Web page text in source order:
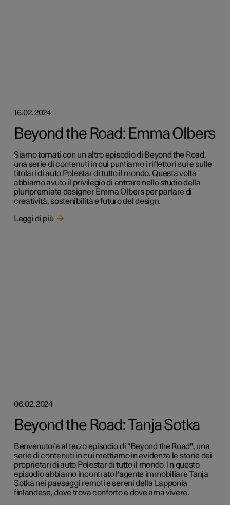
16.02.2024
Beyond the Road: Emma Olbers
Siamo tornati con un altro episodio di Beyond the Road,
una serie di contenuti in cui puntiamo i riflettori sui e sulle
titolari di auto Polestar di tutto il mondo. Questa volta
abbiamo avuto il privilegio di entrare nello studio della
pluripremiata designer Emma Olbers per parlare di
creatività, sostenibilità e futuro del design.
Leggi di più
06.02.2024
Beyond the Road: Tanja Sotka
Benvenuto/a al terzo episodio di "Beyond the Road", una
serie di contenuti in cui mettiamo in evidenza le storie dei
proprietari di auto Polestar di tutto il mondo. In questo
episodio abbiamo incontrato l'agente immobiliare Tanja
Sotka nei paesaggi remoti e sereni della Lapponia
finlandese, dove trova conforto e dove ama vivere.